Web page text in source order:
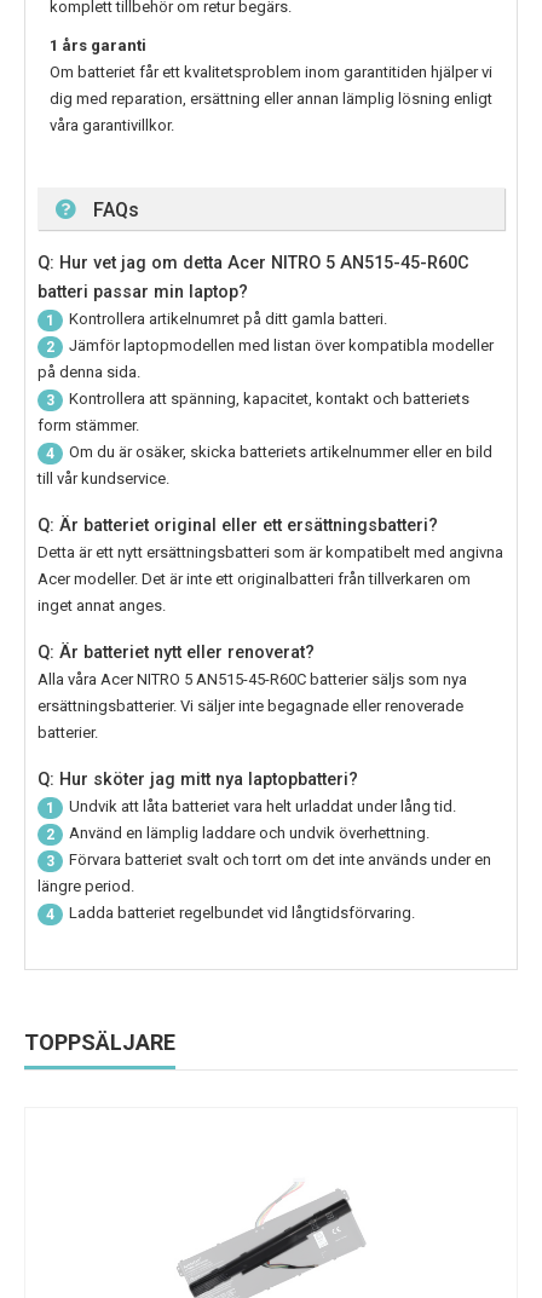
komplett tillbehör om retur begärs.
1 års garanti
Om batteriet får ett kvalitetsproblem inom garantitiden hjälper vi
dig med reparation, ersättning eller annan lämplig lösning enligt
våra garantivillkor.
FAQs
Q: Hur vet jag om detta Acer NITRO 5 AN515-45-R60C
batteri passar min laptop?
1 Kontrollera artikelnumret på ditt gamla batteri.
2
Jämför laptopmodellen med listan över kompatibla modeller
på denna sida.
3
Kontrollera att spänning, kapacitet, kontakt och batteriets
form stämmer.
4
Om du är osäker, skicka batteriets artikelnummer eller en bild
till vår kundservice.
Q: Är batteriet original eller ett ersättningsbatteri?
Detta är ett nytt ersättningsbatteri som är kompatibelt med angivna
Acer modeller. Det är inte ett originalbatteri från tillverkaren om
inget annat anges.
Q: Är batteriet nytt eller renoverat?
Alla våra Acer NITRO 5 AN515-45-R60C batteriersäljs som nya
ersättningsbatterier. Vi säljer inte begagnade eller renoverade
batterier.
Q: Hur sköter jag mitt nya laptopbatteri?
1 Undvik att låta batteriet vara helt urladdat under lång tid.
2 Använd en lämplig laddare och undvik överhettning.
3
Förvara batteriet svalt och torrt om det inte används under en
längre period.
4 Ladda batteriet regelbundet vid långtidsförvaring.
TOPPSÄLJARE